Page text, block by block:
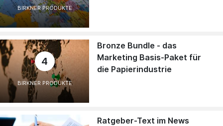
BIRKNER PRODUKTE
4
BIRKNER PRODUKTE
Bronze Bundle - das
Marketing Basis-Paket für
die Papierindustrie
Ratgeber-Text im News